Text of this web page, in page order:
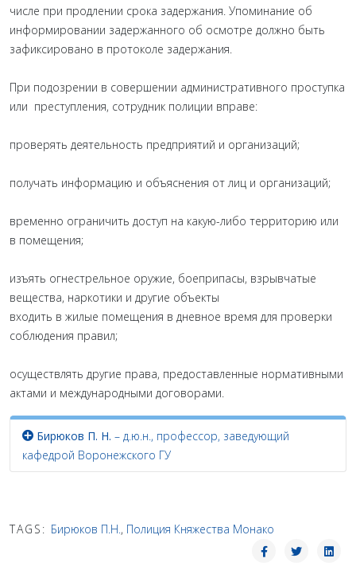
числе при продлении срока задержания. Упоминание об
информировании задержанного об осмотре должно быть
зафиксировано в протоколе задержания.
При подозрении в совершении административного проступка
или преступления, сотрудник полиции вправе:
проверять деятельность предприятий и организаций;
получать информацию и объяснения от лиц и организаций;
временно ограничить доступ на какую-либо территорию или
в помещения;
изъять огнестрельное оружие, боеприпасы, взрывчатые
вещества, наркотики и другие объекты
входить в жилые помещения в дневное время для проверки
соблюдения правил;
осуществлять другие права, предоставленные нормативными
актами и международными договорами.
Бирюков П. Н. – д.ю.н., профессор, заведующий
кафедрой Воронежского ГУ
TAGS: Бирюков П.Н. , Полиция Княжества Монако